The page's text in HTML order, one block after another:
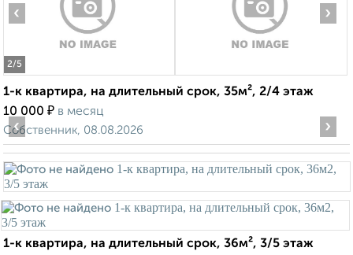
2/5
‹ ›
1-к квартира, на длительный срок, 35м², 2/4 этаж
10 000 ₽ в месяц
Собственник, 08.08.2026
‹ ›
1-к квартира, на длительный срок, 36м², 3/5 этаж